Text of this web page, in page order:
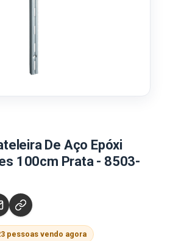
De Aço Epóxi
100cm Prata - 8503-
pessoas vendo agora